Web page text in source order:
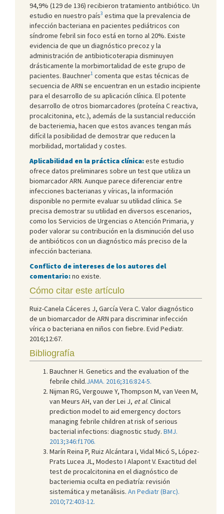
94,9% (129 de 136) recibieron tratamiento antibiótico. Un
estudio en nuestro país3 estima que la prevalencia de
infección bacteriana en pacientes pediátricos con
síndrome febril sin foco está en torno al 20%. Existe
evidencia de que un diagnóstico precoz y la
administración de antibioticoterapia disminuyen
drásticamente la morbimortalidad de este grupo de
pacientes. Bauchner1 comenta que estas técnicas de
secuencia de ARN se encuentran en un estadio incipiente
para el desarrollo de su aplicación clínica. El potente
desarrollo de otros biomarcadores (proteína C reactiva,
procalcitonina, etc.), además de la sustancial reducción
de bacteriemia, hacen que estos avances tengan más
difícil la posibilidad de demostrar que reducen la
morbilidad, mortalidad y costes.
Aplicabilidad en la práctica clínica:este estudio
ofrece datos preliminares sobre un test que utiliza un
biomarcador ARN. Aunque parece diferenciar entre
infecciones bacterianas y víricas, la información
disponible no permite evaluar su utilidad clínica. Se
precisa demostrar su utilidad en diversos escenarios,
como los Servicios de Urgencias o Atención Primaria, y
poder valorar su contribución en la disminución del uso
de antibióticos con un diagnóstico más preciso de la
infección bacteriana.
Conflicto de intereses de los autores del
comentario:no existe.
Cómo citar este artículo
Ruiz-Canela Cáceres J, García Vera C. Valor diagnóstico
de un biomarcador de ARN para discriminar infección
vírica o bacteriana en niños con fiebre. Evid Pediatr.
2016;12:67.
Bibliografía
Bauchner H. Genetics and the evaluation of the
febrile child.JAMA. 2016;316:824-5.
Nijman RG, Vergouwe Y, Thompson M, van Veen M,
van Meurs AH, van der Lei J, et al. Clinical
prediction model to aid emergency doctors
managing febrile children at risk of serious
bacterial infections: diagnostic study. BMJ.
2013;346:f1706.
Marín Reina P, Ruiz Alcántara I, Vidal Micó S, López-
Prats Lucea JL, Modesto I Alapont V. Exactitud del
test de procalcitonina en el diagnóstico de
bacteriemia oculta en pediatría: revisión
sistemática y metanálisis. An Pediatr (Barc).
2010;72:403-12.